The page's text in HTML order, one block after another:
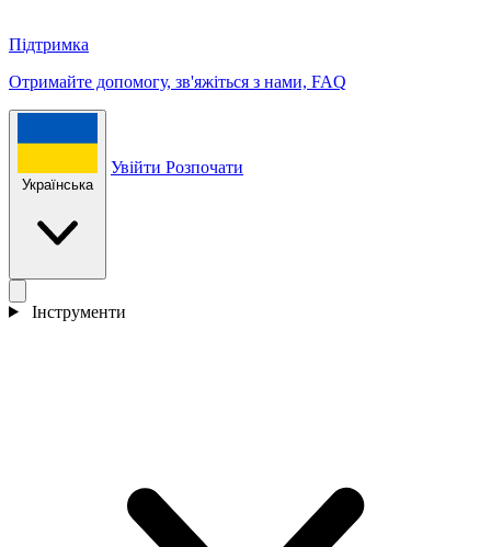
Підтримка
Отримайте допомогу, зв'яжіться з нами, FAQ
Українська
Увійти Розпочати
Інструменти